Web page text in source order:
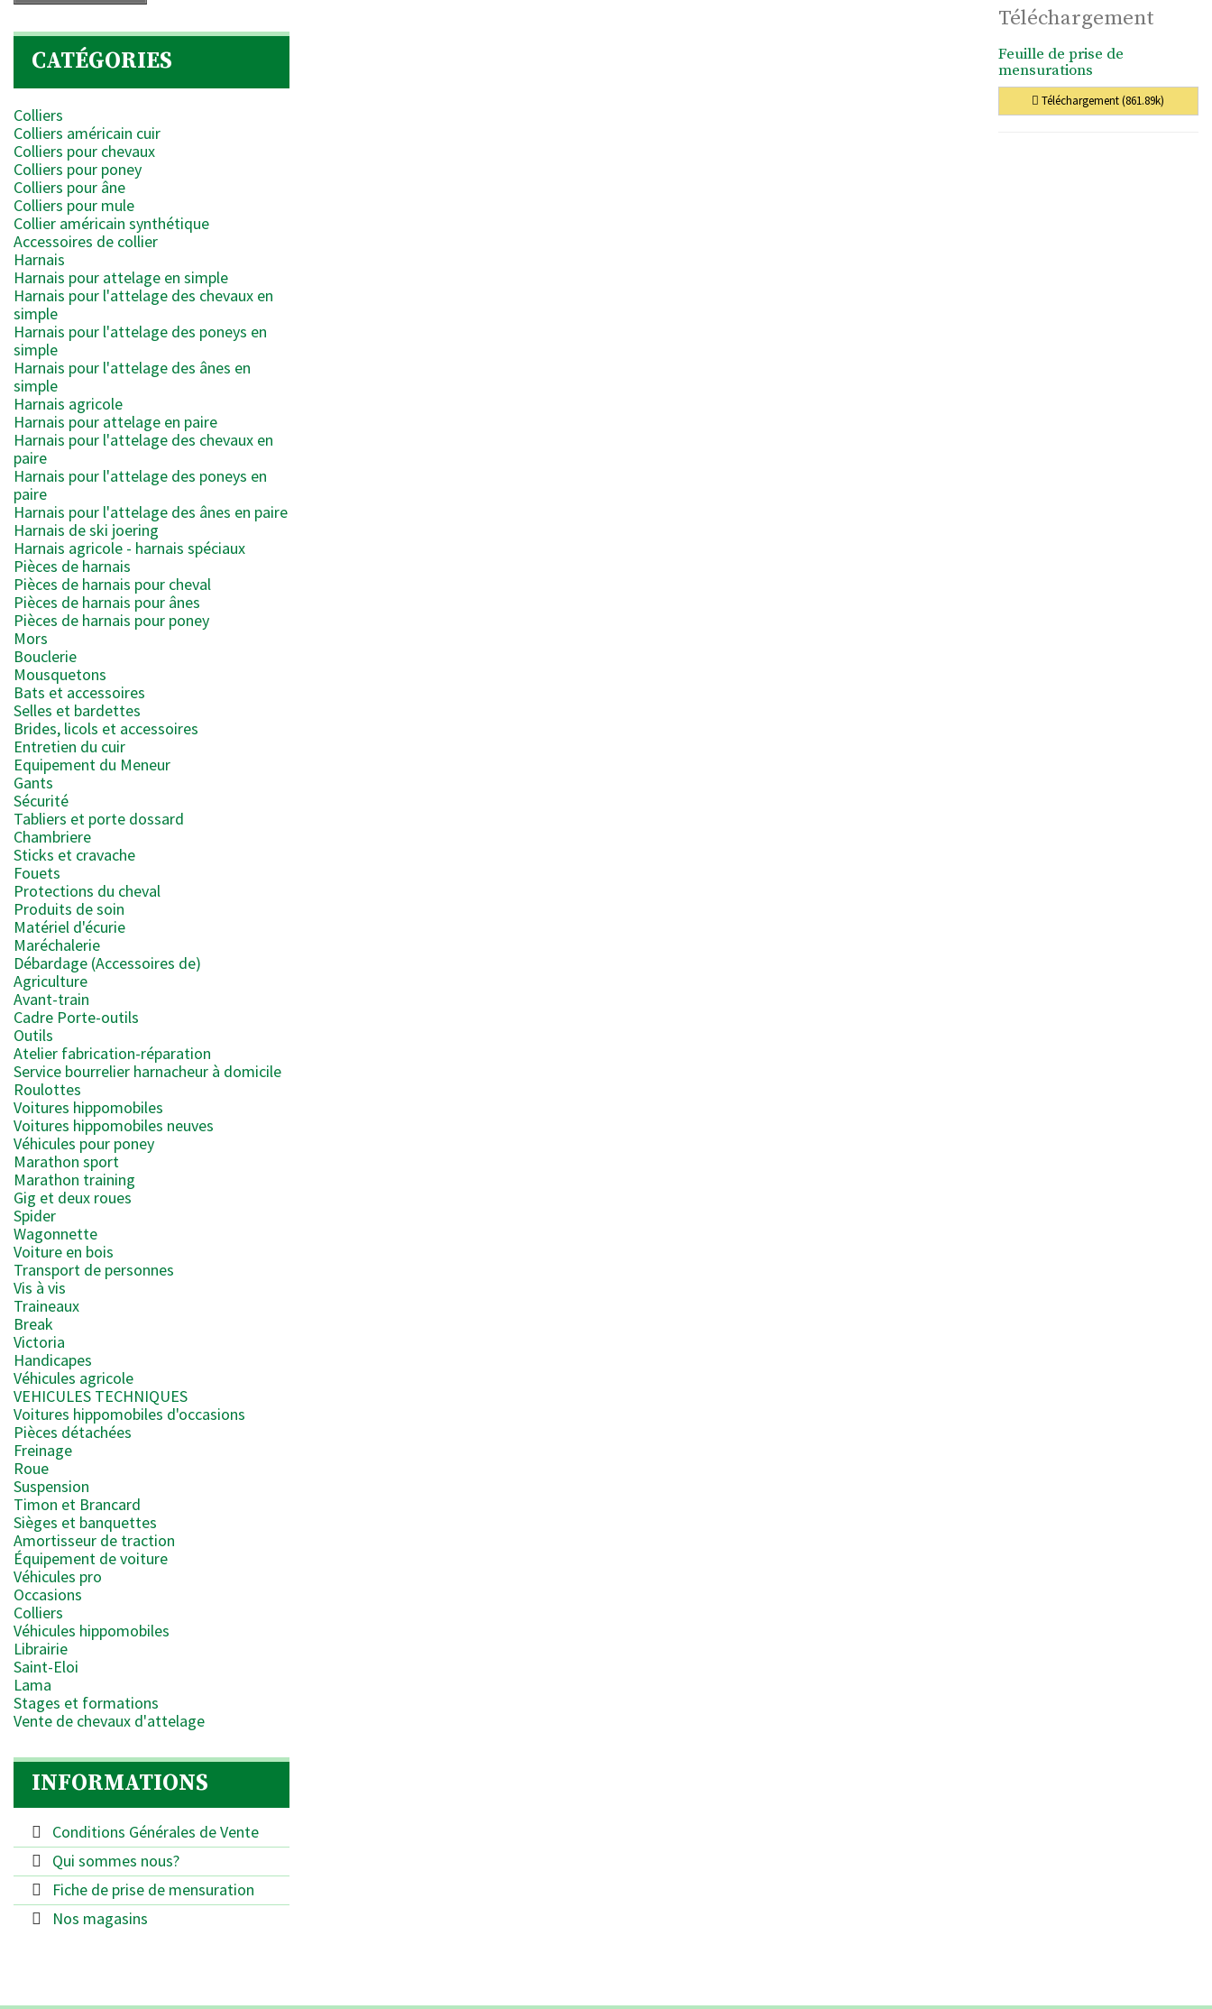
CATÉGORIES
Colliers
Colliers américain cuir
Colliers pour chevaux
Colliers pour poney
Colliers pour âne
Colliers pour mule
Collier américain synthétique
Accessoires de collier
Harnais
Harnais pour attelage en simple
Harnais pour l'attelage des chevaux en
simple
Harnais pour l'attelage des poneys en
simple
Harnais pour l'attelage des ânes en
simple
Harnais agricole
Harnais pour attelage en paire
Harnais pour l'attelage des chevaux en
paire
Harnais pour l'attelage des poneys en
paire
Harnais pour l'attelage des ânes en paire
Harnais de ski joering
Harnais agricole - harnais spéciaux
Pièces de harnais
Pièces de harnais pour cheval
Pièces de harnais pour ânes
Pièces de harnais pour poney
Mors
Bouclerie
Mousquetons
Bats et accessoires
Selles et bardettes
Brides, licols et accessoires
Entretien du cuir
Equipement du Meneur
Gants
Sécurité
Tabliers et porte dossard
Chambriere
Sticks et cravache
Fouets
Protections du cheval
Produits de soin
Matériel d'écurie
Maréchalerie
Débardage (Accessoires de)
Agriculture
Avant-train
Cadre Porte-outils
Outils
Atelier fabrication-réparation
Service bourrelier harnacheur à domicile
Roulottes
Voitures hippomobiles
Voitures hippomobiles neuves
Véhicules pour poney
Marathon sport
Marathon training
Gig et deux roues
Spider
Wagonnette
Voiture en bois
Transport de personnes
Vis à vis
Traineaux
Break
Victoria
Handicapes
Véhicules agricole
VEHICULES TECHNIQUES
Voitures hippomobiles d'occasions
Pièces détachées
Freinage
Roue
Suspension
Timon et Brancard
Sièges et banquettes
Amortisseur de traction
Équipement de voiture
Véhicules pro
Occasions
Colliers
Véhicules hippomobiles
Librairie
Saint-Eloi
Lama
Stages et formations
Vente de chevaux d'attelage
INFORMATIONS
Conditions Générales de Vente
Qui sommes nous?
Fiche de prise de mensuration
Nos magasins
Téléchargement
Feuille de prise de
mensurations
Téléchargement (861.89k)